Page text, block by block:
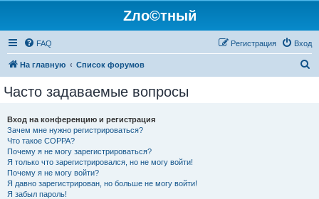
Zло©тный
FAQ Вход
Регистрация
На главную Список форумов
Часто задаваемые вопросы
Вход на конференцию и регистрация
Зачем мне нужно регистрироваться?
Что такое COPPA?
Почему я не могу зарегистрироваться?
Я только что зарегистрировался, но не могу войти!
Почему я не могу войти?
Я давно зарегистрирован, но больше не могу войти!
Я забыл пароль!